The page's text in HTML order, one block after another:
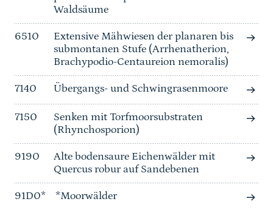
Waldsäume
6510
Extensive Mähwiesen der planaren bis
submontanen Stufe (Arrhenatherion,
Brachypodio-Centaureion nemoralis)
7140 Übergangs- und Schwingrasenmoore
7150
Senken mit Torfmoorsubstraten
(Rhynchosporion)
9190
Alte bodensaure Eichenwälder mit
Quercus robur auf Sandebenen
91D0* *Moorwälder